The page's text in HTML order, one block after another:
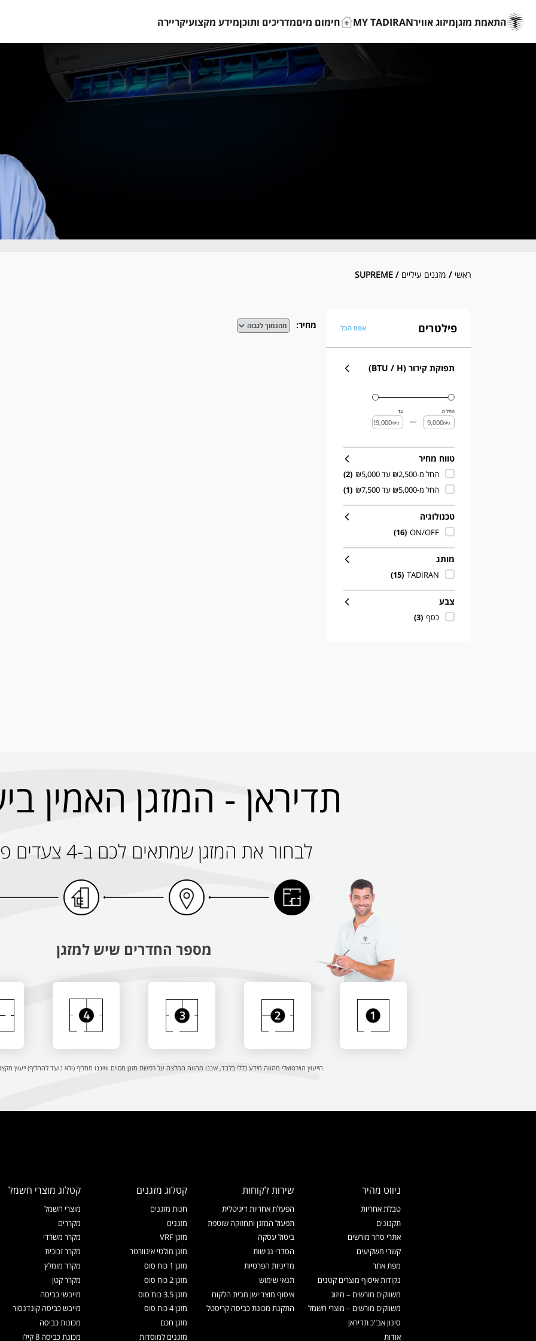
התאמת מזגןמיזוג אווירMY TADIRAN חימום מיםמדריכים ותוכןמידע מקצועיקריירה
ראשי / מזגנים עיליים / SUPREME
פילטרים אפס הכל
תפוקת קירור (BTU / H)
החל מ
BTU
עד
BTU
טווח מחיר
החל מ-₪2,500 עד ₪5,000
(2)
החל מ-₪5,000 עד ₪7,500
(1)
טכנולוגיה
ON/OFF
(16)
מותג
TADIRAN
(15)
צבע
כסף (3)
מחיר:
תדיראן - המזגן האמין
לבחור את המזגן שמתאים לכם ב-4 צעדים פשוטים
מספר החדרים שיש למזגן
הייעוץ הוירטואלי מהווה מידע כללי בלבד, איננו מהווה המלצה על רכישת מזגן מסוים ואיננו מחליף (ולא נועד להחליף) ייעוץ
ניווט מהיר
טבלת אחריות
תקנונים
אתרי סחר מורשים
קשרי משקיעים
מפת אתר
נקודות איסוף מוצרים קטנים
משווקים מורשים – מיזוג
משווקים מורשים – מוצרי חשמל
סינון אב"כ תדיראן
אודות
שירות לקוחות
הפעלת אחריות דיגיטלית
תפעול המזגן ותחזוקה שוטפת
ביטול עסקה
הסדרי נגישות
מדיניות הפרטיות
תנאי שימוש
איסוף מוצר ישן מבית הלקוח
התקנת מכונת כביסה קריסטל
קטלוג מזגנים
חנות מזגנים
מזגנים
מזגן VRF
מזגן מולטי אינוורטר
מזגן 1 כוח סוס
מזגן 2 כוח סוס
מזגן 3.5 כוח סוס
מזגן 4 כוח סוס
מזגן חכם
מזגנים למוסדות
קטלוג מוצרי חשמל
מוצרי חשמל
מקררים
מקרר משרדי
מקרר זכוכית
מקרר מומלץ
מקרר קטן
מייבשי כביסה
מייבש כביסה קונדנסור
מכונות כביסה
מכונת כביסה 8 קילו